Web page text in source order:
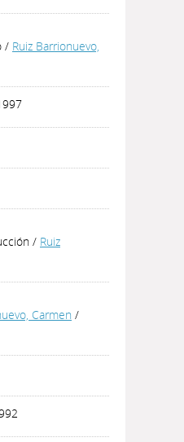
/ Ruiz Barrionuevo,
/ Ruiz
Carmen /